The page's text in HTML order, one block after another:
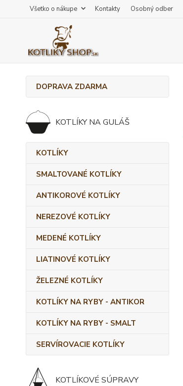
Všetko o nákupe Kontakty Osobný odber
DOPRAVA ZDARMA
KOTLÍKY NA GULÁŠ
KOTLÍKY
SMALTOVANÉ KOTLÍKY
ANTIKOROVÉ KOTLÍKY
NEREZOVÉ KOTLÍKY
MEDENÉ KOTLÍKY
LIATINOVÉ KOTLÍKY
ŽELEZNÉ KOTLÍKY
KOTLÍKY NA RYBY - ANTIKOR
KOTLÍKY NA RYBY - SMALT
SERVÍROVACIE KOTLÍKY
KOTLÍKOVÉ SÚPRAVY